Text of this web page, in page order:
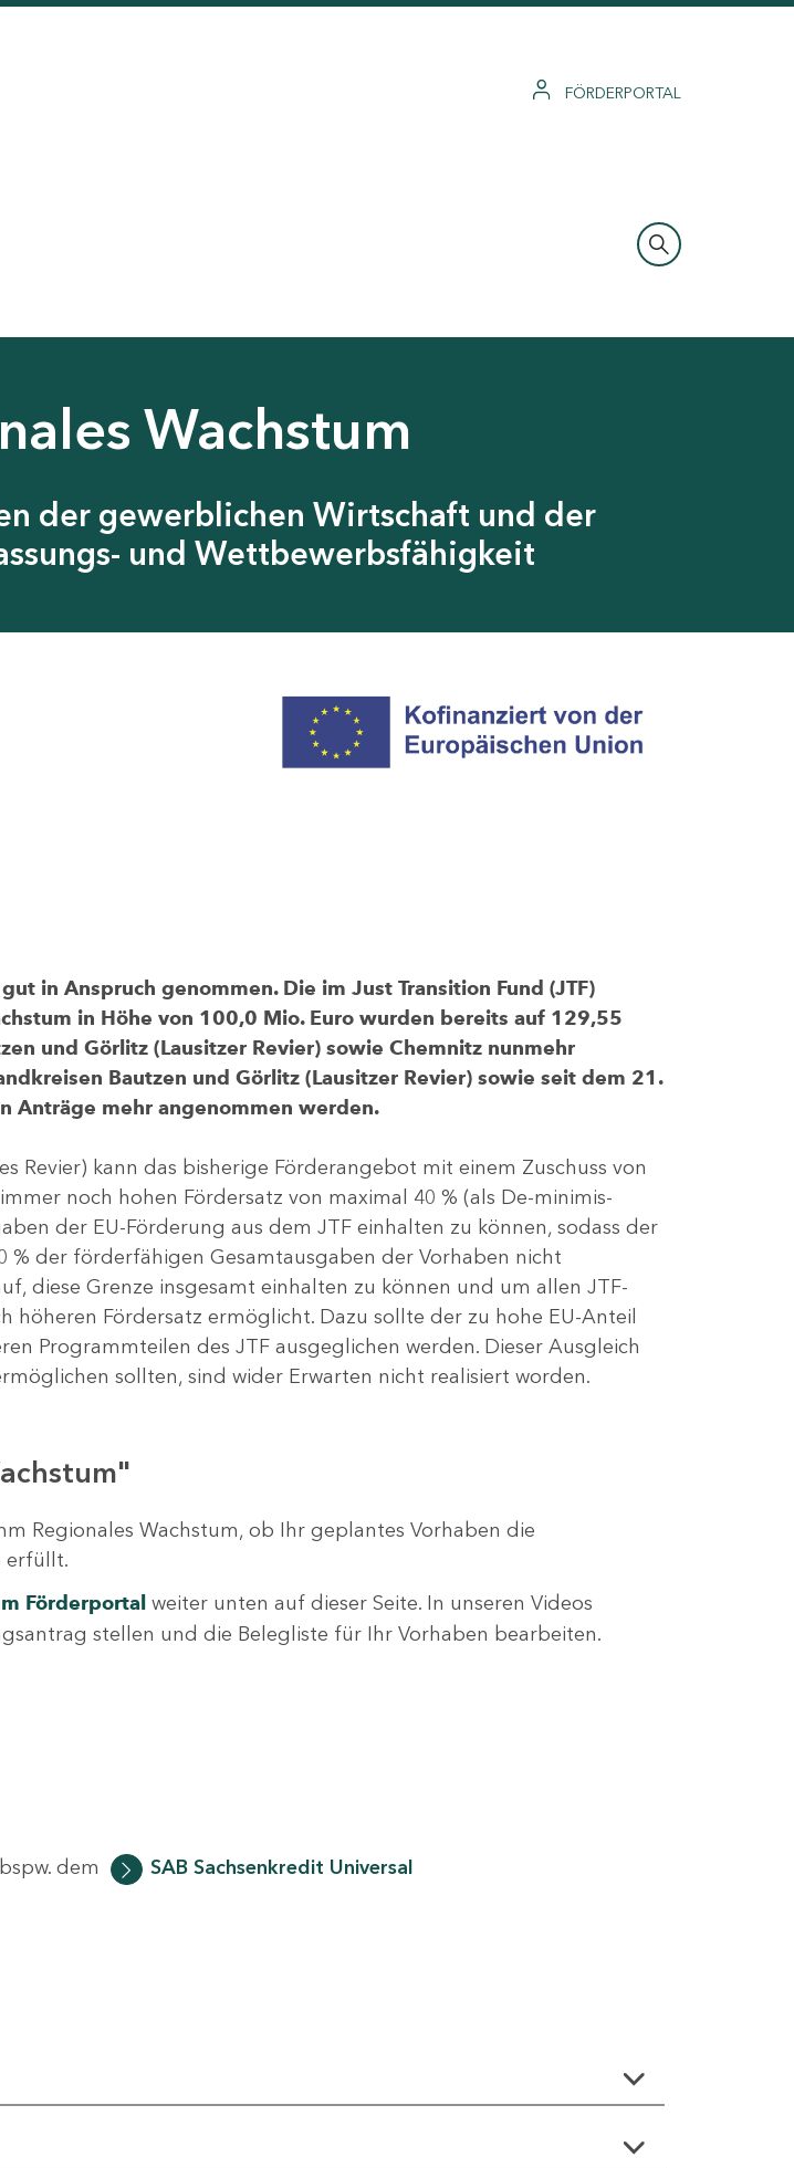
FÖRDERPORTAL
Wachstum
der gewerblichen Wirtschaft und der
und Wettbewerbsfähigkeit
in Anspruch genommen. Die im Just Transition Fund (JTF)
in Höhe von 100,0 Mio. Euro wurden bereits auf 129,55
und Görlitz (Lausitzer Revier) sowie Chemnitz nunmehr
Bautzen und Görlitz (Lausitzer Revier) sowie seit dem 21.
Anträge mehr angenommen werden.
Revier) kann das bisherige Förderangebot mit einem Zuschuss von
noch hohen Fördersatz von maximal 40 % (als De-minimis-
der EU-Förderung aus dem JTF einhalten zu können, sodass der
der förderfähigen Gesamtausgaben der Vorhaben nicht
diese Grenze insgesamt einhalten zu können und um allen JTF-
Fördersatz ermöglicht. Dazu sollte der zu hohe EU-Anteil
Programmteilen des JTF ausgeglichen werden. Dieser Ausgleich
sollten, sind wider Erwarten nicht realisiert worden.
Regionales Wachstum, ob Ihr geplantes Vorhaben die
erfüllt.
Förderportalweiter unten auf dieser Seite. In unseren Videos
stellen und die Belegliste für Ihr Vorhaben bearbeiten.
dem SAB Sachsenkredit Universal